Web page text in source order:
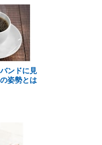
ンドに見
姿勢とは